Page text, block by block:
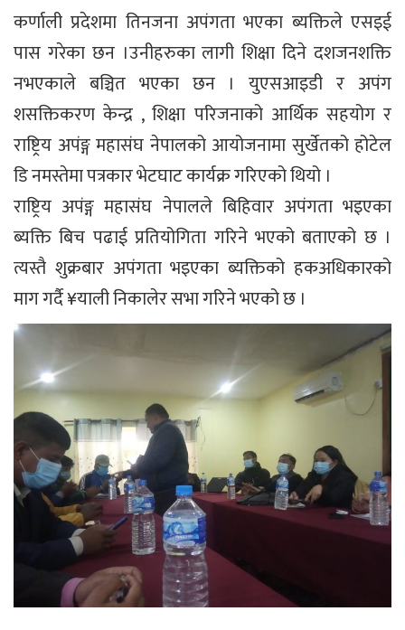
कर्णाली प्रदेशमा तिनजना अपंगता भएका ब्यक्तिले एसइई
पास गरेका छन ।उनीहरुका लागी शिक्षा दिने दशजनशक्ति
नभएकाले बञ्चित भएका छन । युएसआइडी र अपंग
शसक्तिकरण केन्द्र , शिक्षा परिजनाको आर्थिक सहयोग र
राष्ट्रिय अपंङ्ग महासंघ नेपालको आयोजनामा सुर्खेतको होटेल
डि नमस्तेमा पत्रकार भेटघाट कार्यक्र गरिएको थियो ।
राष्ट्रिय अपंङ्ग महासंघ नेपालले बिहिवार अपंगता भइएका
ब्यक्ति बिच पढाई प्रतियोगिता गरिने भएको बताएको छ ।
त्यस्तै शुक्रबार अपंगता भइएका ब्यक्तिको हकअधिकारको
माग गर्दै ¥याली निकालेर सभा गरिने भएको छ ।